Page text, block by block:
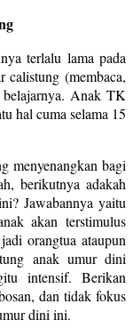
terlalu lama pada
calistung (membaca,
belajarnya. Anak TK
hal cuma selama 15
menyenangkan bagi
berikutnya adakah
Jawabannya yaitu
akan terstimulus
orangtua ataupun
anak umur dini
intensif. Berikan
dan tidak fokus
dini ini.